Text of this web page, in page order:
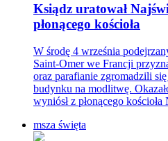
Ksiądz uratował
płonącego kościoła
W środę 4 września
Saint-Omer we Francji
oraz parafianie zgromadzili
budynku na modlitwę.
wyniósł z płonącego
msza święta